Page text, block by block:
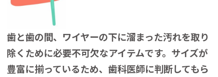
歯と歯の間、ワイヤーの下に溜まった汚れを取り
除くために必要不可欠なアイテムです。サイズが
豊富に揃っているため、歯科医師に判断してもら